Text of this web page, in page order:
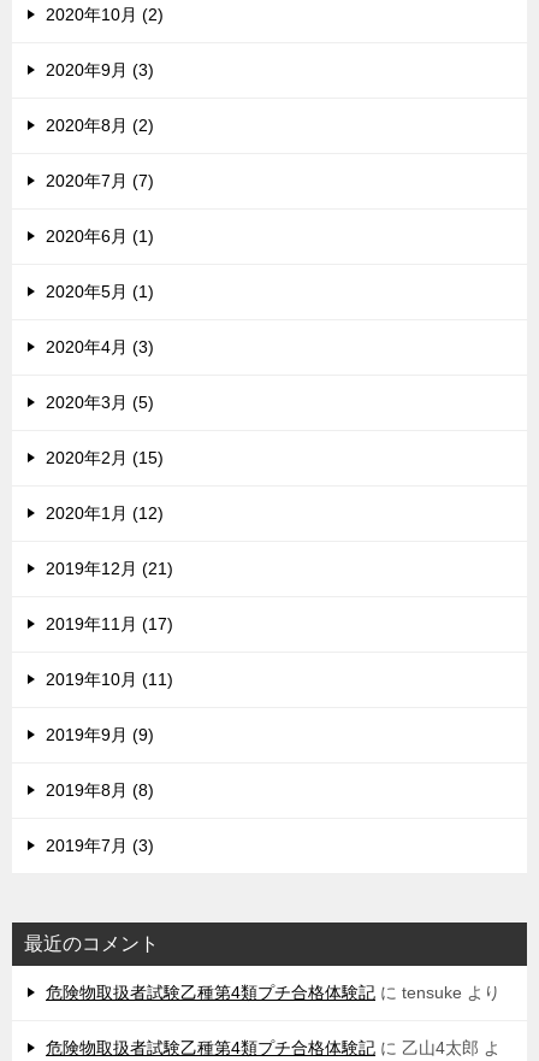
2020年10月 (2)
2020年9月 (3)
2020年8月 (2)
2020年7月 (7)
2020年6月 (1)
2020年5月 (1)
2020年4月 (3)
2020年3月 (5)
2020年2月 (15)
2020年1月 (12)
2019年12月 (21)
2019年11月 (17)
2019年10月 (11)
2019年9月 (9)
2019年8月 (8)
2019年7月 (3)
最近のコメント
危険物取扱者試験乙種第4類プチ合格体験記 に tensuke より
危険物取扱者試験乙種第4類プチ合格体験記 に 乙山4太郎 よ